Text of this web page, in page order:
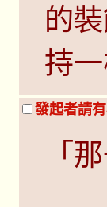
的
持
發起者請
「